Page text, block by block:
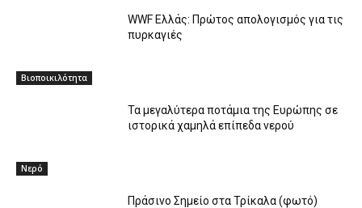
Βιοποικιλότητα
WWF Ελλάς: Πρώτος απολογισμός για τις
πυρκαγιές
Νερό
Τα μεγαλύτερα ποτάμια της Ευρώπης σε
ιστορικά χαμηλά επίπεδα νερού
Πράσινο Σημείο στα Τρίκαλα (φωτό)